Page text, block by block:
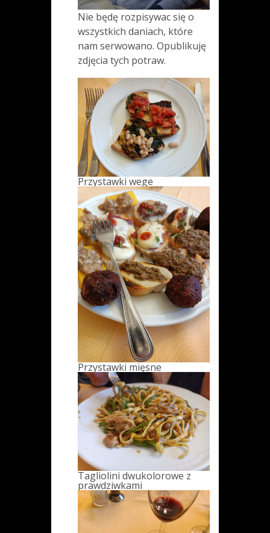
Nie będę rozpisywac się o
wszystkich daniach, które
nam serwowano. Opublikuję
zdjęcia tych potraw.
Przystawki wege
Przystawki mięsne
Tagliolini dwukolorowe z
prawdziwkami